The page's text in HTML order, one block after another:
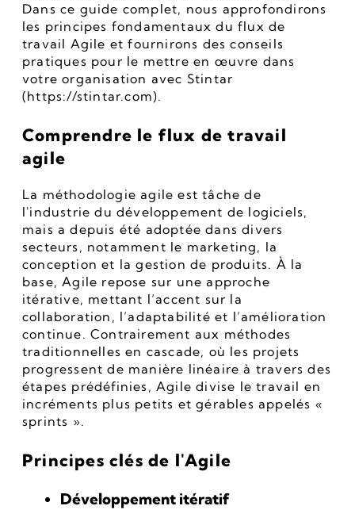
Dans ce guide complet, nous approfondirons
les principes fondamentaux du flux de
travail Agile et fournirons des conseils
pratiques pour le mettre en œuvre dans
votre organisation avec Stintar
(https://stintar.com).
Comprendre le flux de travail
agile
La méthodologie agile est tâche de
l'industrie du développement de logiciels,
mais a depuis été adoptée dans divers
secteurs, notamment le marketing, la
conception et la gestion de produits. À la
base, Agile repose sur une approche
itérative, mettant l’accent sur la
collaboration, l’adaptabilité et l’amélioration
continue. Contrairement aux méthodes
traditionnelles en cascade, où les projets
progressent de manière linéaire à travers des
étapes prédéfinies, Agile divise le travail en
incréments plus petits et gérables appelés «
sprints ».
Principes clés de l'Agile
Développement itératif